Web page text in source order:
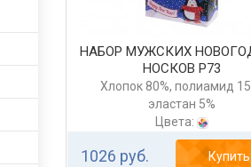
НАБОР МУЖСКИХ
НОСКОВ Р73
Хлопок 80%, полиамид
эластан 5%
Цвета:
1026 руб. Купить